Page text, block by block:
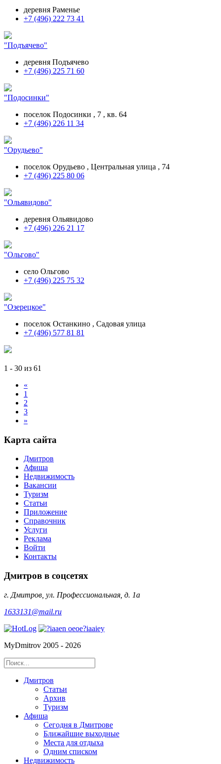
деревня Раменье
+7 (496) 222 73 41
"Подъячево"
деревня Подъячево
+7 (496) 225 71 60
"Подосинки"
поселок Подосинки , 7 , кв. 64
+7 (496) 226 11 34
"Орудьево"
поселок Орудьево , Центральная улица , 74
+7 (496) 225 80 06
"Ольявидово"
деревня Ольявидово
+7 (496) 226 21 17
"Ольгово"
село Ольгово
+7 (496) 225 75 32
"Озерецкое"
поселок Останкино , Садовая улица
+7 (496) 577 81 81
1 - 30 из 61
«
1
2
3
»
Карта сайта
Дмитров
Афиша
Недвижимость
Вакансии
Туризм
Статьи
Приложение
Справочник
Услуги
Реклама
Войти
Контакты
Дмитров в соцсетях
г. Дмитров, ул. Профессиональная, д. 1а
1633131@mail.ru
MyDmitrov 2005 - 2026
Дмитров
Статьи
Архив
Туризм
Афиша
Сегодня в Дмитрове
Ближайшие выходные
Места для отдыха
Одним списком
Недвижимость